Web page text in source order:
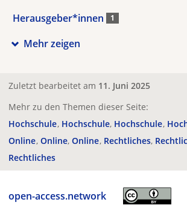
Herausgeber*innen 1
Mehr zeigen
Zuletzt bearbeitet am 11. Juni 2025
Mehr zu den Themen dieser Seite:
Hochschule Hochschule Hochschule
Online Online Online Rechtliches
Rechtliches
open-access.network